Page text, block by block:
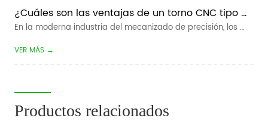
trabajo de materiales para to...
¿Cuáles son las ventajas de un torno CNC tipo
pandilla?
En la moderna industria del mecanizado de precisión, los
rápidos, tolerancias más estrictas y menores costos de
VER MÁS →
Productos relacionados